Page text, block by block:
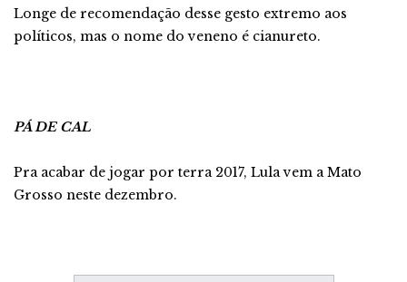
Longe de recomendação desse gesto extremo aos
políticos, mas o nome do veneno é cianureto.
PÁ DE CAL
Pra acabar de jogar por terra 2017, Lula vem a Mato
Grosso neste dezembro.